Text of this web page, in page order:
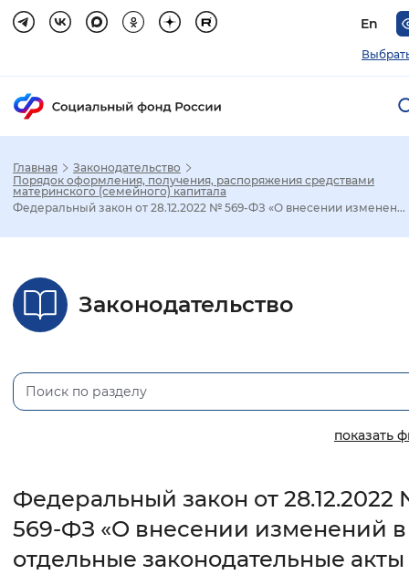
En
Стандартный Увеличенный
Без засечек
Цвет сайта
Монохромный Инверсивный
Главная
Законодательство
Порядок оформления, получения, распоряжения средствами
материнского (семейного) капитала
Федеральный закон от 28.12.2022 № 569-ФЗ «О внесении изменен...
Законодательство
показать
Федеральный закон от
569-ФЗ «О внесении изменений в
отдельные законодательные акты